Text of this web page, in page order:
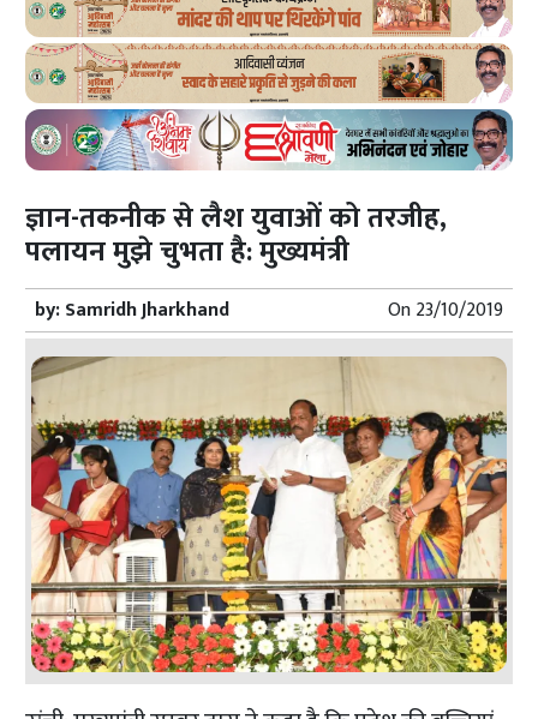
ज्ञान-तकनीक से लैश युवाओं को तरजीह,
पलायन मुझे चुभता है: मुख्यमंत्री
by:Samridh Jharkhand On23/10/2019